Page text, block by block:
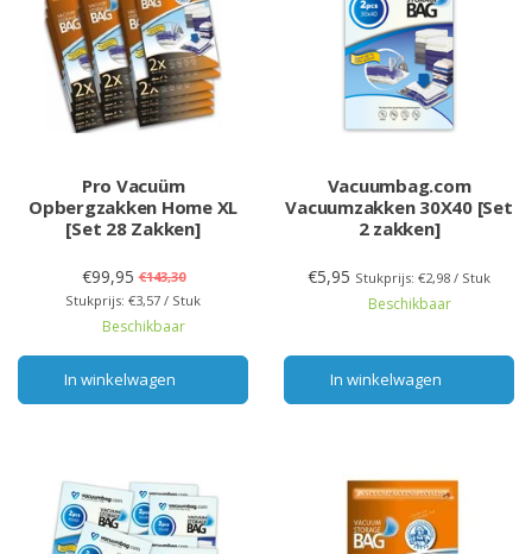
Pro Vacuüm
Opbergzakken Home XL
[Set 28 Zakken]
€99,95 €143,30
Stukprijs: €3,57 / Stuk
Beschikbaar
In winkelwagen
Vacuumbag.com
Vacuumzakken 30X40 [Set
2 zakken]
€5,95 Stukprijs: €2,98 / Stuk
Beschikbaar
In winkelwagen